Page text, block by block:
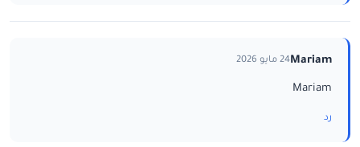
Mariam24 مايو 2026
Mariam
رد